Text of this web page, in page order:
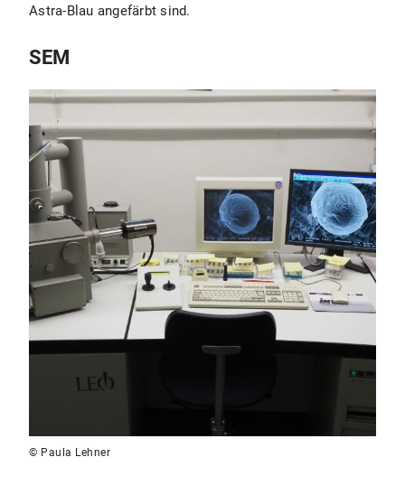
Astra-Blau angefärbt sind.
SEM
© Paula Lehner